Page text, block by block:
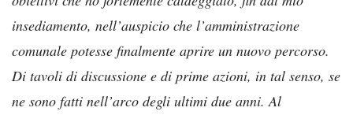
insediamento, nell’auspicio che l’amministrazione
comunale potesse finalmente aprire un nuovo percorso.
Di tavoli di discussione e di prime azioni, in tal senso, se
ne sono fatti nell’arco degli ultimi due anni. Al